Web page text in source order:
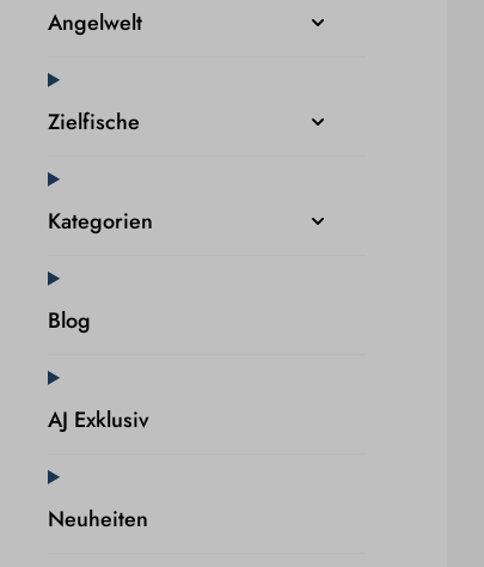
Angelwelt
Zielfische
Kategorien
Blog
AJ Exklusiv
Neuheiten